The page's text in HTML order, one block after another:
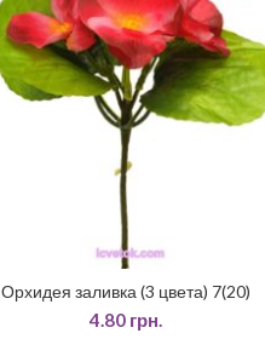
ЧИТАТИ ДАЛІ
Орхидея заливка (3 цвета) 7(20)
4.80 грн.